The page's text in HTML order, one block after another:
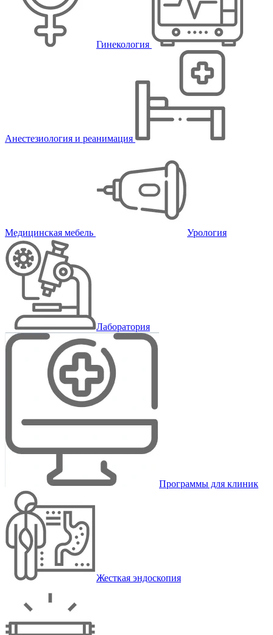
Гинекология
Анестезиология и реанимация
Медицинская мебель Урология
Лаборатория
Программы для клиник
Жесткая эндоскопия